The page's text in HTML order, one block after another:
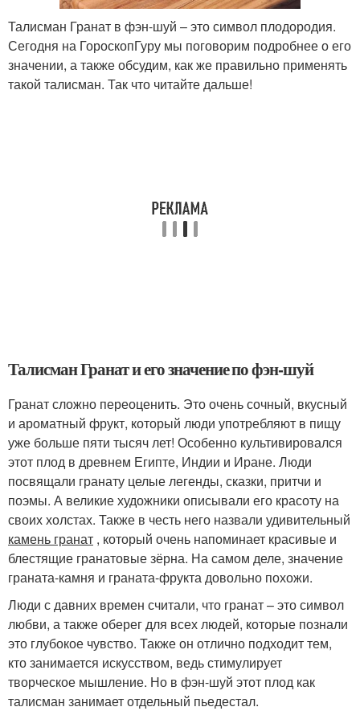
Талисман Гранат в фэн-шуй – это символ плодородия.
Сегодня на ГороскопГуру мы поговорим подробнее о его
значении, а также обсудим, как же правильно применять
такой талисман. Так что читайте дальше!
Талисман Гранат и его значение по фэн-шуй
Гранат сложно переоценить. Это очень сочный, вкусный
и ароматный фрукт, который люди употребляют в пищу
уже больше пяти тысяч лет! Особенно культивировался
этот плод в древнем Египте, Индии и Иране. Люди
посвящали гранату целые легенды, сказки, притчи и
поэмы. А великие художники описывали его красоту на
своих холстах. Также в честь него назвали удивительный
камень гранат , который очень напоминает красивые и
блестящие гранатовые зёрна. На самом деле, значение
граната-камня и граната-фрукта довольно похожи.
Люди с давних времен считали, что гранат – это символ
любви, а также оберег для всех людей, которые познали
это глубокое чувство. Также он отлично подходит тем,
кто занимается искусством, ведь стимулирует
творческое мышление. Но в фэн-шуй этот плод как
талисман занимает отдельный пьедестал.